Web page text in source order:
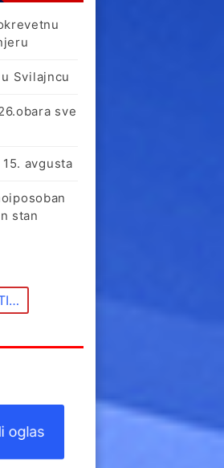
Svilajncu
sve
avgusta
stan
oglas